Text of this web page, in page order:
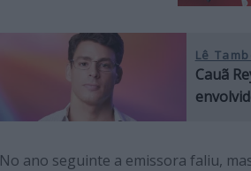
Lê
Cauã
No ano seguinte a emissora faliu,